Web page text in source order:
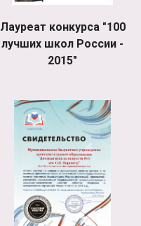
Лауреат конкурса "100
лучших школ России -
2015"